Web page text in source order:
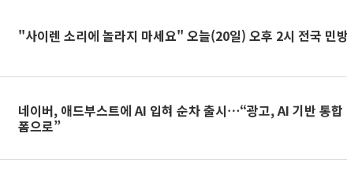
"사이렌 소리에 놀라지 마세요" 오늘(20일) 오후 2시 전국 민
네이버, 애드부스트에 AI 입혀 순차 출시⋯“광고, AI 기반 통합
폼으로”